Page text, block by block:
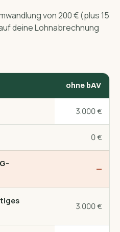
von 200 € (plus 15
deine Lohnabrechnung
ohne bAV
3.000 €
0 €
—
3.000 €